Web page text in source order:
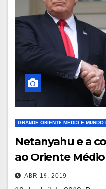
GRANDE ORIENTE MÉDIO E MUNDO
Netanyahu e a
ao Oriente
ABR 19, 2019